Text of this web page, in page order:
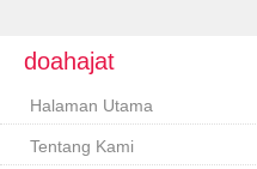
doahajat
Halaman Utama
Tentang Kami